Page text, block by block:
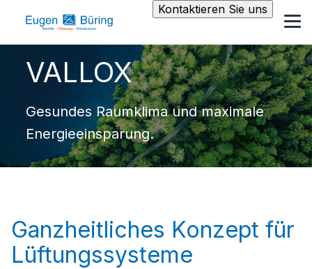
Kontaktieren Sie uns
VALLOX
Gesundes Raumklima und maximale
Energieeinsparung.
Ganzheitliches Konzept für
Lüftungssysteme